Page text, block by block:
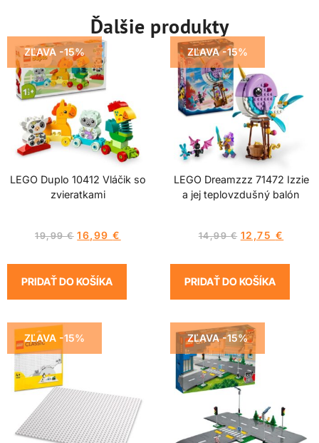
Ďalšie produkty
ZĽAVA -15%
LEGO Duplo 10412 Vláčik so
zvieratkami
19,99€ 16,99€
PRIDAŤ DO KOŠÍKA
ZĽAVA -15%
LEGO Dreamzzz 71472 Izzie
a jej teplovzdušný balón
14,99€ 12,75 €
PRIDAŤ DO KOŠÍKA
ZĽAVA -15% ZĽAVA -15%